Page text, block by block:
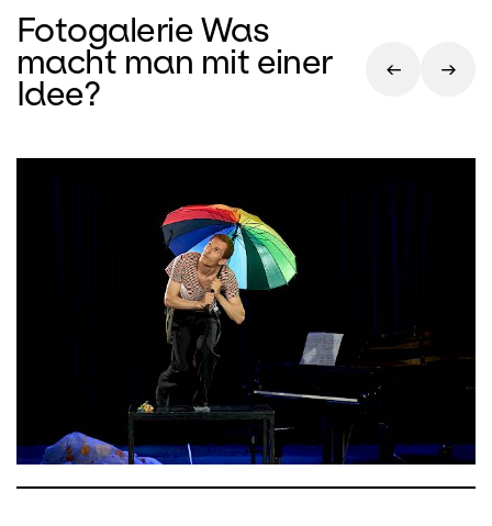
Fotogalerie Was
macht man mit einer
Idee?